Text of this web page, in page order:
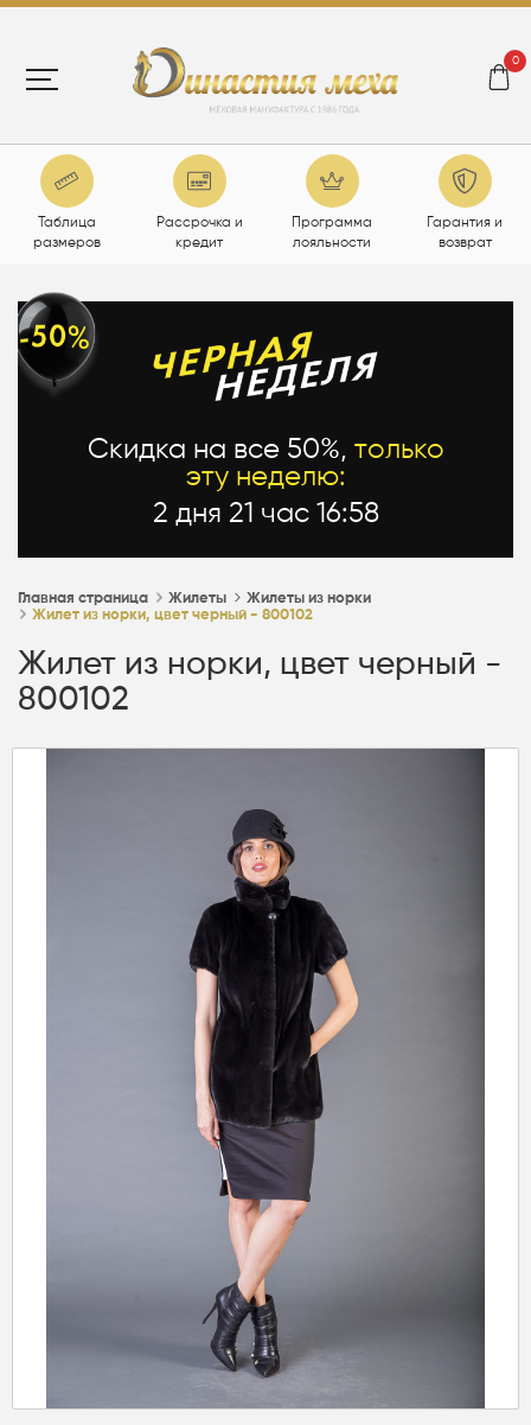
0
Таблица
размеров
Рассрочка и
кредит
Программа
лояльности
Гарантия и
возврат
Скидка на все 50%, только
эту неделю:
2 дня 21 час 16:57
Главная страница Жилеты
Жилеты из норки
Жилет из норки, цвет черный - 800102
Жилет из норки, цвет черный -
800102